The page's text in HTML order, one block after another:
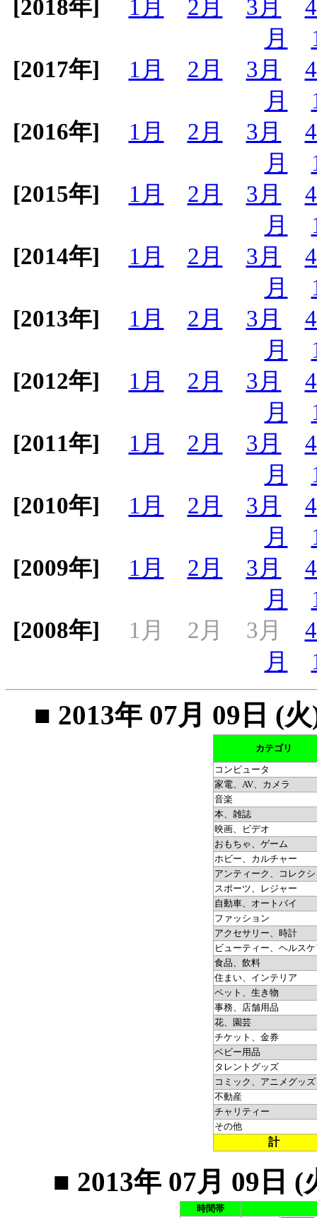
[2018年] 1月 2月 3月
月
[2017年]
1月 2月 3月
月
[2016年]
1月 2月 3月
月
[2015年]
1月 2月 3月
月
[2014年]
1月 2月 3月
月
[2013年]
1月 2月 3月
月
[2012年]
1月 2月 3月
月
[2011年]
1月 2月 3月
月
[2010年]
1月 2月 3月
月
[2009年]
1月 2月 3月
月
[2008年]
1月 2月 3月
月
■ 2013年 07月 09日 (
カテゴリ
コンピュータ
家電、AV、カメラ
音楽
本、雑誌
映画、ビデオ
おもちゃ、ゲーム
ホビー、カルチャー
アンティーク、コレク
スポーツ、レジャー
自動車、オートバイ
ファッション
アクセサリー、時計
ビューティー、ヘルス
食品、飲料
住まい、インテリア
ペット、生き物
事務、店舗用品
花、園芸
チケット、金券
ベビー用品
タレントグッズ
コミック、アニメグッズ
不動産
チャリティー
その他
計
■ 2013年 07月 09日
時間帯